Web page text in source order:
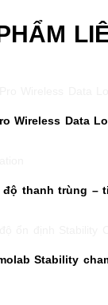
Wireless Data
thanh trùng –
Stability